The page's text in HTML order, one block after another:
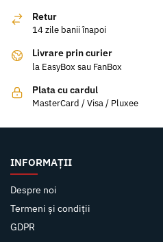
Retur
14 zile banii înapoi
Livrare prin curier
la EasyBox sau FanBox
Plata cu cardul
MasterCard / Visa / Pluxee
INFORMAȚII
Despre noi
Termeni și condiții
GDPR